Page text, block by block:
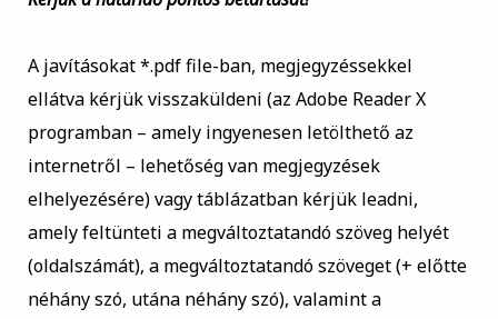
A javításokat *.pdf file-ban, megjegyzéssekkel
ellátva kérjük visszaküldeni (az Adobe Reader X
programban – amely ingyenesen letölthető az
internetről – lehetőség van megjegyzések
elhelyezésére) vagy táblázatban kérjük leadni,
amely feltünteti a megváltoztatandó szöveg helyét
(oldalszámát), a megváltoztatandó szöveget (+ előtte
néhány szó, utána néhány szó), valamint a